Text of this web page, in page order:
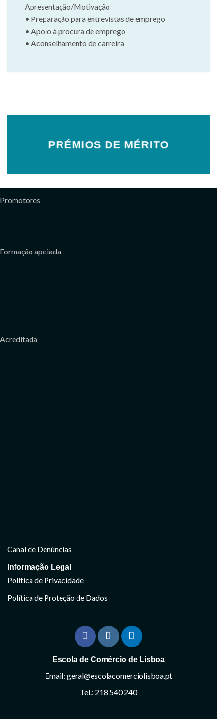
Apresentação/Motivação
• Preparação para entrevistas de emprego
• Apoio à procura de emprego
• Aconselhamento de carreira
PRÉMIOS DE MÉRITO
Promotores
Formação apoiada
Acreditada
Canal de Denúncias
Informação Legal
Política de Privacidade
Política de Proteção de Dados
Escola de Comércio de Lisboa
Email: geral@escolacomerciolisboa.pt
Tel.: 218 540 240